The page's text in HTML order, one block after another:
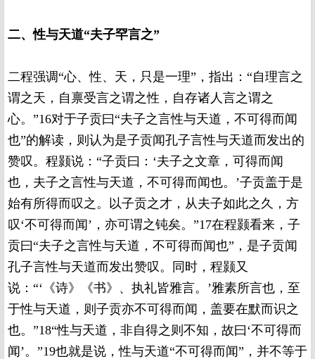
二、性与天道“夫子罕言之”
二程强调“心、性、天，只是一理”，指出：“自理言之
谓之天，自禀受言之谓之性，自存诸人言之谓之
心。”16对于子贡曰“夫子之言性与天道，不可得而闻
也”的解读，则认为是子贡闻孔子言性与天道而发出的
赞叹。程颢说：“子贡曰：‘夫子之文章，可得而闻
也，夫子之言性与天道，不可得而闻也。’子贡盖于是
始有所得而叹之。以子贡之才，从夫子如此之久，方
叹‘不可得而闻’，亦可谓之钝矣。”17在程颢看来，子
贡曰“夫子之言性与天道，不可得而闻也”，是子贡闻
孔子言性与天道而发出赞叹。同时，程颢又
说：“‘《诗》《书》、执礼皆雅言。’雅素所言也，至
于性与天道，则子贡亦不可得而闻，盖要在默而识之
也。”18“性与天道，非自得之则不知，故曰‘不可得而
闻’。”19也就是说，性与天道“不可得而闻”，并不等于